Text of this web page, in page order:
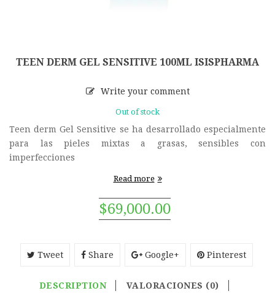
TEEN DERM GEL SENSITIVE 100ML ISISPHARMA
Write your comment
Out of stock
Teen derm Gel Sensitive se ha desarrollado especialmente
para las pieles mixtas a grasas, sensibles con
imperfecciones
Read more
$69,000.00
Tweet Share Google+ Pinterest
DESCRIPTION VALORACIONES (0)